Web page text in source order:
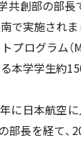
共創部の部長
で実施され
プログラム（
本学学生約
年に日本航空
部長を経て、